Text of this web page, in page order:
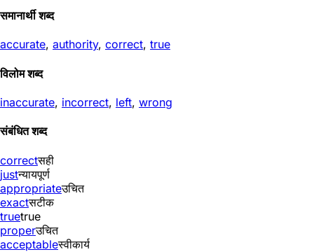
समानार्थी शब्द
accurate, authority, correct, true
विलोम शब्द
inaccurate, incorrect, left, wrong
संबंधित शब्द
correctसही
justन्यायपूर्ण
appropriateउचित
exactसटीक
truetrue
properउचित
acceptableस्वीकार्य